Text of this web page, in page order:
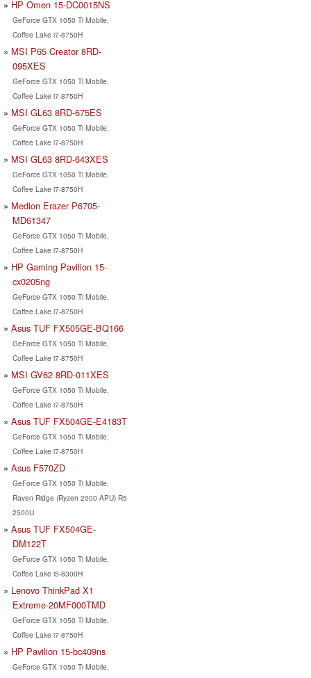
HP Omen 15-DC0015NS
GeForce GTX 1050 Ti Mobile,
Coffee Lake i7-8750H
MSI P65 Creator 8RD-
095XES
GeForce GTX 1050 Ti Mobile,
Coffee Lake i7-8750H
MSI GL63 8RD-675ES
GeForce GTX 1050 Ti Mobile,
Coffee Lake i7-8750H
MSI GL63 8RD-643XES
GeForce GTX 1050 Ti Mobile,
Coffee Lake i7-8750H
Medion Erazer P6705-
MD61347
GeForce GTX 1050 Ti Mobile,
Coffee Lake i7-8750H
HP Gaming Pavilion 15-
cx0205ng
GeForce GTX 1050 Ti Mobile,
Coffee Lake i7-8750H
Asus TUF FX505GE-BQ166
GeForce GTX 1050 Ti Mobile,
Coffee Lake i7-8750H
MSI GV62 8RD-011XES
GeForce GTX 1050 Ti Mobile,
Coffee Lake i7-8750H
Asus TUF FX504GE-E4183T
GeForce GTX 1050 Ti Mobile,
Coffee Lake i7-8750H
Asus F570ZD
GeForce GTX 1050 Ti Mobile,
Raven Ridge (Ryzen 2000 APU) R5
2500U
Asus TUF FX504GE-
DM122T
GeForce GTX 1050 Ti Mobile,
Coffee Lake i5-8300H
Lenovo ThinkPad X1
Extreme-20MF000TMD
GeForce GTX 1050 Ti Mobile,
Coffee Lake i7-8750H
HP Pavilion 15-bc409ns
GeForce GTX 1050 Ti Mobile,